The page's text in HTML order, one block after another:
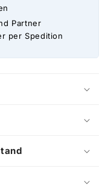
Partner
per Spedition